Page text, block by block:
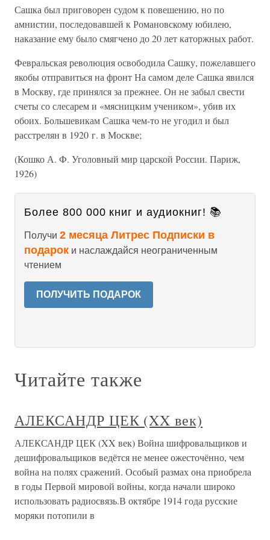
Сашка был приговорен судом к повешению, но по
амнистии, последовавшей к Романовскому юбилею,
наказание ему было смягчено до 20 лет каторжных работ.
Февральская революция освободила Сашку, пожелавшего
якобы отправиться на фронт На самом деле Сашка явился
в Москву, где принялся за прежнее. Он не забыл свести
счеты со слесарем и «мясницким учеником», убив их
обоих. Большевикам Сашка чем-то не угодил и был
расстрелян в 1920 г. в Москве;
(Кошко А. Ф. Уголовный мир царской России. Париж,
1926)
Более 800 000 книг и аудиокниг! 📚
Получи 2 месяца Литрес Подписки в
подарок и наслаждайся неограниченным
чтением
ПОЛУЧИТЬ ПОДАРОК
Читайте также
АЛЕКСАНДР ЦЕК (XX век)
АЛЕКСАНДР ЦЕК (XX век) Война шифровальщиков и
дешифровальщиков ведётся не менее ожесточённо, чем
война на полях сражений. Особый размах она приобрела
в годы Первой мировой войны, когда начали широко
использовать радиосвязь.В октябре 1914 года русские
моряки потопили в